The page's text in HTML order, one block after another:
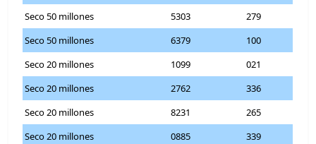
Seco 50 millones
5303
279
Seco 50 millones
6379
100
Seco 20 millones
1099
021
Seco 20 millones
2762
336
Seco 20 millones
8231
265
Seco 20 millones
0885
339